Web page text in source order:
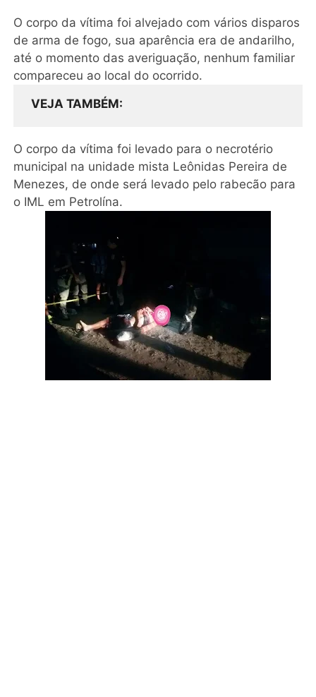
O corpo da vítima foi alvejado com vários disparos
de arma de fogo, sua aparência era de andarilho,
até o momento das averiguação, nenhum familiar
compareceu ao local do ocorrido.
VEJA TAMBÉM
O corpo da vítima foi levado para o necrotério
municipal na unidade mista Leônidas Pereira de
Menezes, de onde será levado pelo rabecão para
o IML em Petrolína.